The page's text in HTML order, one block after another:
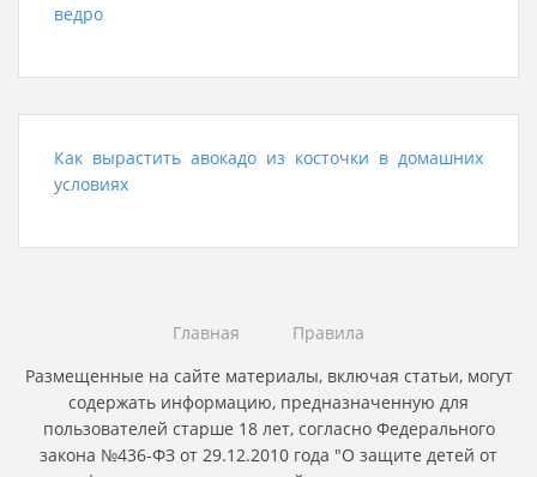
ведро
Как вырастить авокадо из косточки в домашних
условиях
Главная
Правила
Размещенные на сайте материалы, включая статьи, могут
содержать информацию, предназначенную для
пользователей старше 18 лет, согласно Федерального
закона №436-ФЗ от 29.12.2010 года "О защите детей от